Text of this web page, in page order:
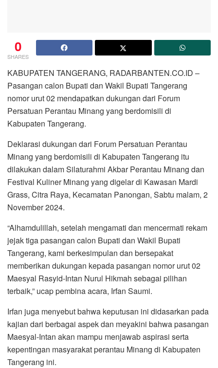
0
SHARES
KABUPATEN TANGERANG, RADARBANTEN.CO.ID –
Pasangan calon Bupati dan Wakil Bupati Tangerang
nomor urut 02 mendapatkan dukungan dari Forum
Persatuan Perantau Minang yang berdomisili di
Kabupaten Tangerang.
Deklarasi dukungan dari Forum Persatuan Perantau
Minang yang berdomisili di Kabupaten Tangerang itu
dilakukan dalam Silaturahmi Akbar Perantau Minang dan
Festival Kuliner Minang yang digelar di Kawasan Mardi
Grass, Citra Raya, Kecamatan Panongan, Sabtu malam, 2
November 2024.
“Alhamdulillah, setelah mengamati dan mencermati rekam
jejak tiga pasangan calon Bupati dan Wakil Bupati
Tangerang, kami berkesimpulan dan bersepakat
memberikan dukungan kepada pasangan nomor urut 02
Maesyal Rasyid-Intan Nurul Hikmah sebagai pilihan
terbaik,” ucap pembina acara, Irfan Saumi.
Irfan juga menyebut bahwa keputusan ini didasarkan pada
kajian dari berbagai aspek dan meyakini bahwa pasangan
Maesyal-Intan akan mampu menjawab aspirasi serta
kepentingan masyarakat perantau Minang di Kabupaten
Tangerang ini.